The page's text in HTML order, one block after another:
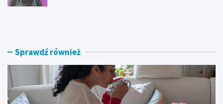
P
ł
n
a
p
Z
i
a
p
r
z
Sprawdź również